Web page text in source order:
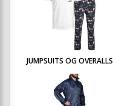
JUMPSUITS OG OVERALLS